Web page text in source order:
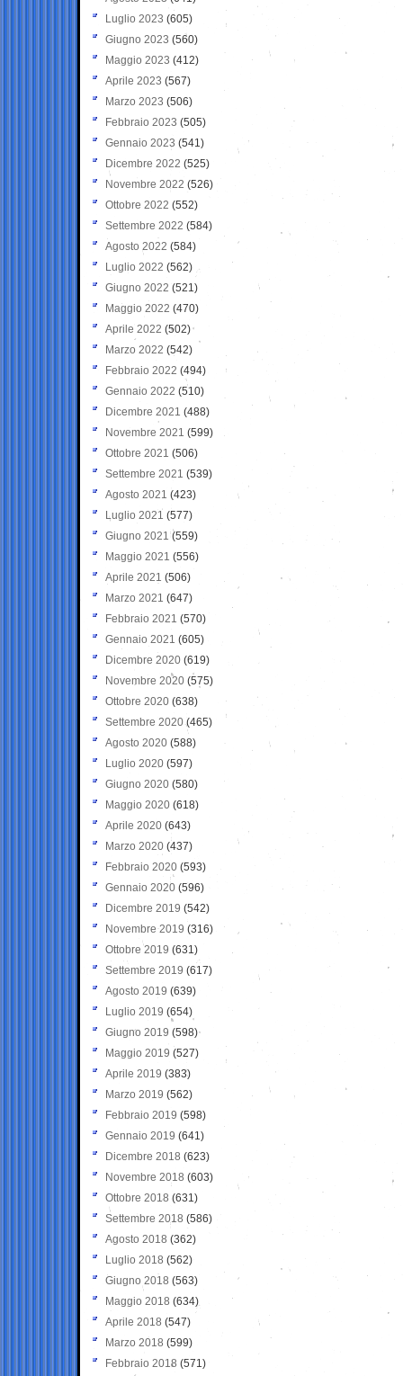
Luglio 2023 (605)
Giugno 2023 (560)
Maggio 2023 (412)
Aprile 2023 (567)
Marzo 2023 (506)
Febbraio 2023 (505)
Gennaio 2023 (541)
Dicembre 2022 (525)
Novembre 2022 (526)
Ottobre 2022 (552)
Settembre 2022 (584)
Agosto 2022 (584)
Luglio 2022 (562)
Giugno 2022 (521)
Maggio 2022 (470)
Aprile 2022 (502)
Marzo 2022 (542)
Febbraio 2022 (494)
Gennaio 2022 (510)
Dicembre 2021 (488)
Novembre 2021 (599)
Ottobre 2021 (506)
Settembre 2021 (539)
Agosto 2021 (423)
Luglio 2021 (577)
Giugno 2021(559)
Maggio 2021 (556)
Aprile 2021 (506)
Marzo 2021 (647)
Febbraio 2021 (570)
Gennaio 2021 (605)
Dicembre 2020 (619)
Novembre 2020 (575)
Ottobre 2020 (638)
Settembre 2020(465)
Agosto 2020 (588)
Luglio 2020 (597)
Giugno 2020 (580)
Maggio 2020 (618)
Aprile 2020 (643)
Marzo 2020 (437)
Febbraio 2020 (593)
Gennaio 2020 (596)
Dicembre 2019 (542)
Novembre 2019 (316)
Ottobre 2019 (631)
Settembre 2019 (617)
Agosto 2019 (639)
Luglio 2019 (654)
Giugno 2019 (598)
Maggio 2019 (527)
Aprile 2019 (383)
Marzo 2019 (562)
Febbraio 2019 (598)
Gennaio 2019 (641)
Dicembre 2018 (623)
Novembre 2018 (603)
Ottobre 2018 (631)
Settembre 2018 (586)
Agosto 2018 (362)
Luglio 2018 (562)
Giugno 2018 (563)
Maggio 2018 (634)
Aprile 2018 (547)
Marzo 2018 (599)
Febbraio 2018 (571)